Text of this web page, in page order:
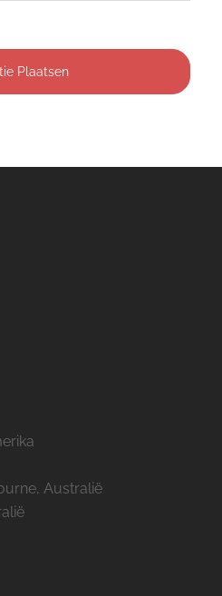
Australië